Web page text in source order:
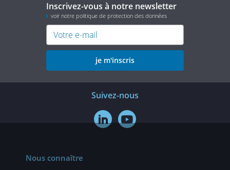
Inscrivez-vous à notre newsletter
voir notre politique de protection des données
je m'inscris
Suivez-nous
 
Nous connaître